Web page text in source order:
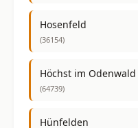
Hosenfeld
(36154)
Höchst im Odenwald
(64739)
Hünfelden